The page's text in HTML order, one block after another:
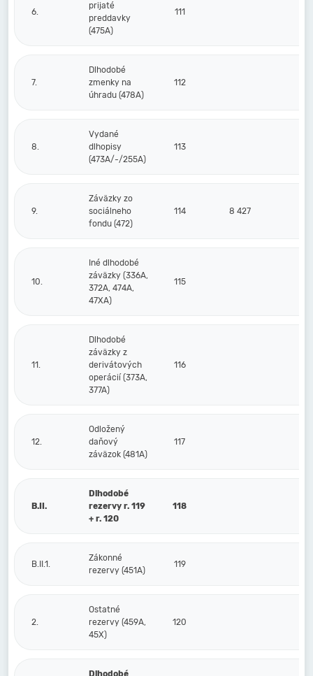
6.
prijaté
preddavky
(475A)
111
7.
Dlhodobé
zmenky na
úhradu (478A)
112
8.
Vydané
dlhopisy
(473A/-/255A)
113
9.
Záväzky zo
sociálneho
fondu (472)
114 8 427
10.
Iné dlhodobé
záväzky (336A,
372A, 474A,
47XA)
115
11.
Dlhodobé
záväzky z
derivátových
operácií (373A,
377A)
116
12.
Odložený
daňový
záväzok (481A)
117
B.II.
Dlhodobé
rezervy r. 119
+ r. 120
118
B.II.1.
Zákonné
rezervy (451A)
119
2.
Ostatné
rezervy (459A,
45X)
120
Dlhodobé